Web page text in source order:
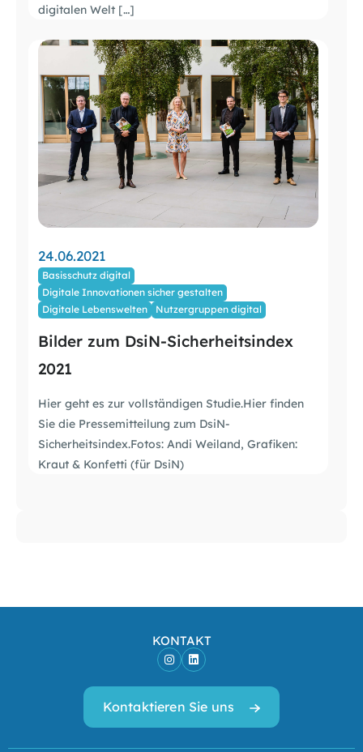
digitalen Welt […]
24.06.2021
Basisschutz digital
Digitale Innovationen sicher gestalten
Digitale Lebenswelten
Nutzergruppen digital
Bilder zum DsiN-Sicherheitsindex
2021
Hier geht es zur vollständigen Studie.Hier finden
Sie die Pressemitteilung zum DsiN-
Sicherheitsindex.Fotos: Andi Weiland, Grafiken:
Kraut & Konfetti (für DsiN)
KONTAKT
Kontaktieren Sie uns